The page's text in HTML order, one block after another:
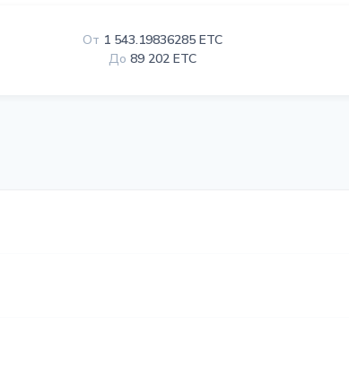
От 1 543.19836285 ETC
До 89 202 ETC